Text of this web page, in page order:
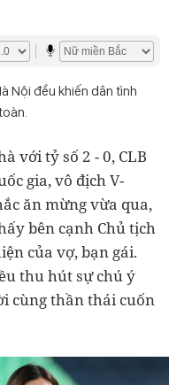
Nội đều khiến dân tình
với tỷ số 2 - 0, CLB
gia, vô địch V-
ăn mừng vừa qua,
bên cạnh Chủ tịch
của vợ, bạn gái.
thu hút sự chú ý
cùng thần thái cuốn